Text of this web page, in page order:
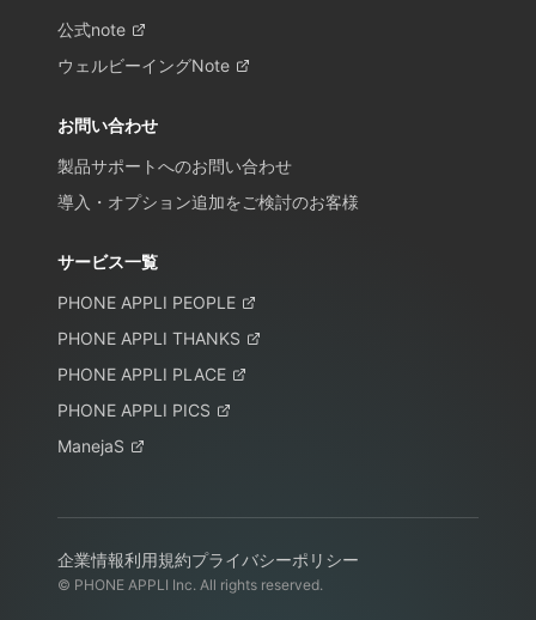
公式note
ウェルビーイングNote
お問い合わせ
製品サポートへのお問い合わせ
導入・オプション追加をご検討のお客様
サービス一覧
PHONE APPLI PEOPLE
PHONE APPLI THANKS
PHONE APPLI PLACE
PHONE APPLI PICS
ManejaS
企業情報利用規約プライバシーポリシー
© PHONE APPLI Inc. All rights reserved.